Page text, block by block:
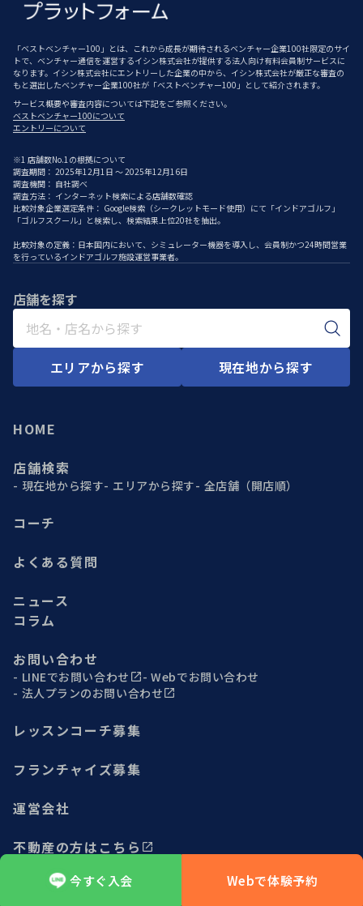
今すぐ入会 Webで体験予約
「ベストベンチャー100」とは、これから成長が期待されるベンチャー企業100社限定のサイ
トで、ベンチャー通信を運営するイシン株式会社が提供する法人向け有料会員制サービスに
なります。イシン株式会社にエントリーした企業の中から、イシン株式会社が厳正な審査の
もと選出したベンチャー企業100社が「ベストベンチャー100」として紹介されます。
サービス概要や審査内容については下記をご参照ください。
ベストベンチャー100について
エントリーについて
※1 店舗数No.1の根拠について
調査期間： 2025年12月1日 ～ 2025年12月16日
調査機関： 自社調べ
調査方法： インターネット検索による店舗数確認
比較対象企業選定条件： Google検索（シークレットモード使用）にて「インドアゴルフ」
「ゴルフスクール」と検索し、検索結果上位20社を抽出。
比較対象の定義：日本国内において、シミュレーター機器を導入し、会員制かつ24時間営業
を行っているインドアゴルフ施設運営事業者。
店舗を探す
エリアから探す 現在地から探す
HOME
店舗検索
現在地から探す エリアから探す 全店舗（開店順）
コーチ
よくある質問
ニュース
コラム
お問い合わせ
LINEでお問い合わせ
Webでお問い合わせ
法人プランのお問い合わせ
レッスンコーチ募集
フランチャイズ募集
運営会社
不動産の方はこちら